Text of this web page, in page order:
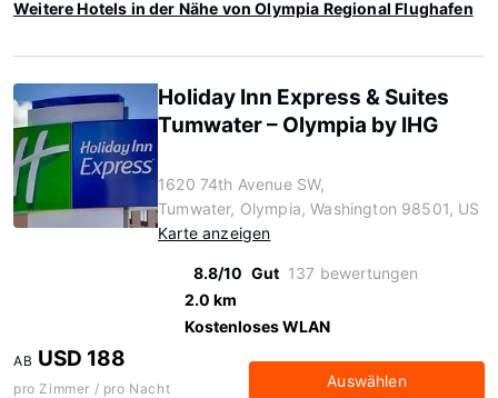
Weitere Hotels in der Nähe von Olympia Regional Flughafen
Holiday Inn Express & Suites
Tumwater – Olympia by IHG
1620 74th Avenue SW,
Tumwater, Olympia, Washington 98501, US
Karte anzeigen
8.8/10 Gut 137 bewertungen
2.0 km
Kostenloses WLAN
AB USD 188
pro Zimmer / pro Nacht Auswählen